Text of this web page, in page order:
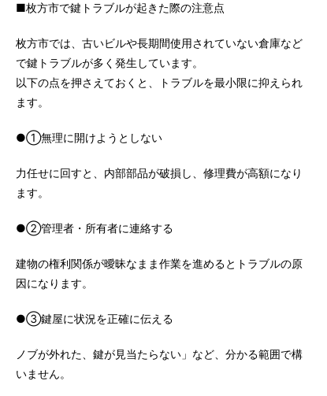
■枚方市で鍵トラブルが起きた際の注意点
枚方市では、古いビルや長期間使用されていない倉庫など
で鍵トラブルが多く発生しています。
以下の点を押さえておくと、トラブルを最小限に抑えられ
ます。
●①無理に開けようとしない
力任せに回すと、内部部品が破損し、修理費が高額になり
ます。
●②管理者・所有者に連絡する
建物の権利関係が曖昧なまま作業を進めるとトラブルの原
因になります。
●③鍵屋に状況を正確に伝える
ノブが外れた、鍵が見当たらない」など、分かる範囲で構
いません。